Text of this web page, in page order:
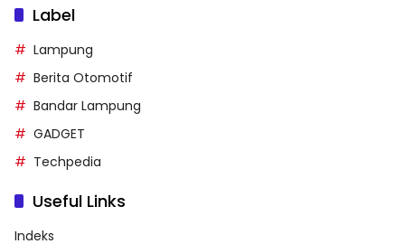
Label
Lampung
Berita Otomotif
Bandar Lampung
GADGET
Techpedia
Useful Links
Indeks